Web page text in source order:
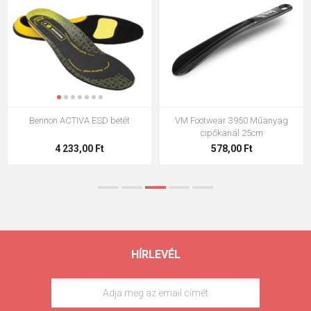
VM Footwear 3009 talpbetét
2 108,00 Ft
VM Footwear 3102 Lapos fűző
317,90 Ft
HÍRLEVÉL